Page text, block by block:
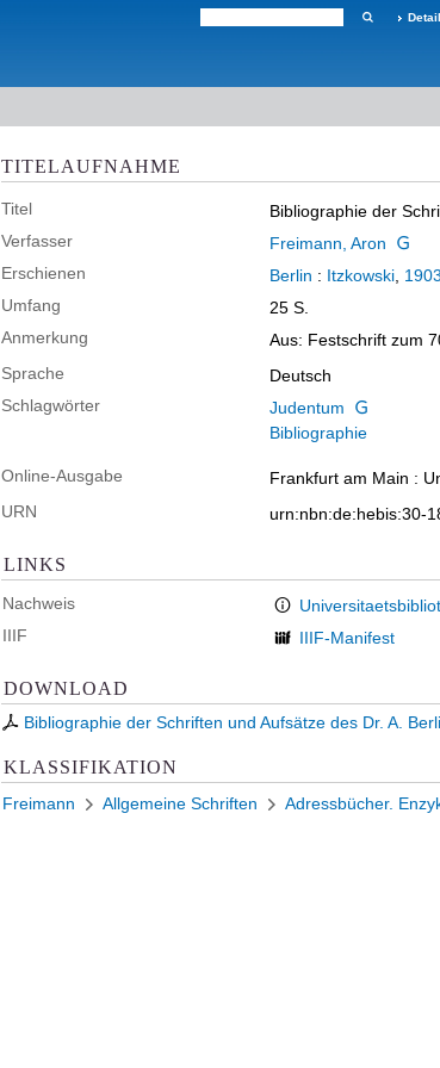
TITELAUFNAHME
Titel Bibliographie der
Verfasser
Freimann, Aron
Erschienen
Berlin : Itzkowski 1903
Umfang
25 S.
Anmerkung
Aus: Festschrift zum
Sprache
Deutsch
Schlagwörter
Judentum
Bibliographie
Online-Ausgabe
Frankfurt am Main :
URN
urn:nbn:de:hebis:30-
LINKS
Nachweis
IIIF
IIIF-Manifest
DOWNLOAD
Bibliographie der Schriften und Aufsätze des Dr. A.
KLASSIFIKATION
Freimann Allgemeine Schriften Adressbücher.